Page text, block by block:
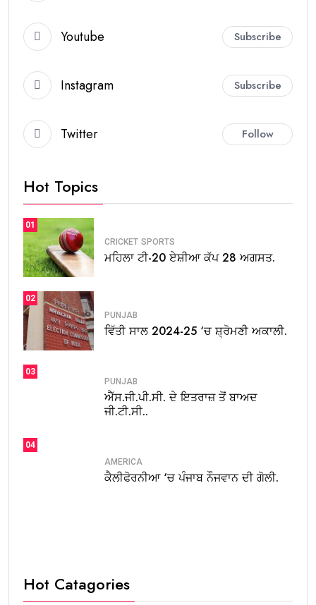
Youtube Subscribe
Instagram Subscribe
Twitter Follow
Hot Topics
01
CRICKET SPORTS
ਮਹਿਲਾ ਟੀ-20 ਏਸ਼ੀਆ ਕੱਪ 28 ਅਗਸਤ.
02
PUNJAB
ਵਿੱਤੀ ਸਾਲ 2024-25 ‘ਚ ਸ਼੍ਰੋਮਣੀ ਅਕਾਲੀ.
03
PUNJAB
ਐੱਸ.ਜੀ.ਪੀ.ਸੀ. ਦੇ ਇਤਰਾਜ਼ ਤੋਂ ਬਾਅਦ
ਜੀ.ਟੀ.ਸੀ..
04
AMERICA
ਕੈਲੀਫੋਰਨੀਆ ‘ਚ ਪੰਜਾਬ ਨੌਜਵਾਨ ਦੀ ਗੋਲੀ.
Hot Catagories